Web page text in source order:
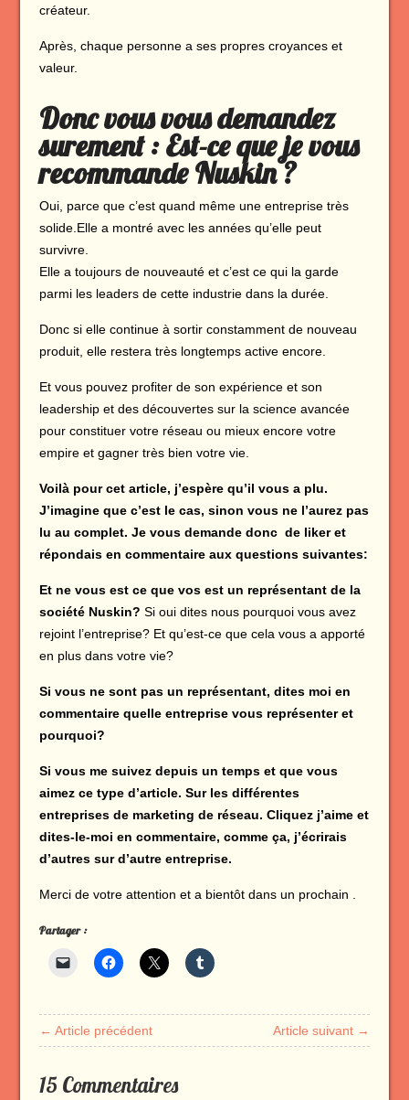
créateur.
Après, chaque personne a ses propres croyances et
valeur.
Donc vous vous demandez
surement : Est-ce que je vous
recommande Nuskin ?
Oui, parce que c’est quand même une entreprise très
solide.Elle a montré avec les années qu’elle peut
survivre.
Elle a toujours de nouveauté et c’est ce qui la garde
parmi les leaders de cette industrie dans la durée.
Donc si elle continue à sortir constamment de nouveau
produit, elle restera très longtemps active encore.
Et vous pouvez profiter de son expérience et son
leadership et des découvertes sur la science avancée
pour constituer votre réseau ou mieux encore votre
empire et gagner très bien votre vie.
Voilà pour cet article, j’espère qu’il vous a plu.
J’imagine que c’est le cas, sinon vous ne l’aurez pas
lu au complet. Je vous demande donc de liker et
répondais en commentaire aux questions suivantes:
Et ne vous est ce que vos est un représentant de la
société Nuskin? Si oui dites nous pourquoi vous avez
rejoint l’entreprise? Et qu’est-ce que cela vous a apporté
en plus dans votre vie?
Si vous ne sont pas un représentant, dites moi en
commentaire quelle entreprise vous représenter et
pourquoi?
Si vous me suivez depuis un temps et que vous
aimez ce type d’article. Sur les différentes
entreprises de marketing de réseau. Cliquez j’aime et
dites-le-moi en commentaire, comme ça, j’écrirais
d’autres sur d’autre entreprise.
Merci de votre attention et a bientôt dans un prochain .
Partager :
← Article précédent Article suivant →
15 Commentaires